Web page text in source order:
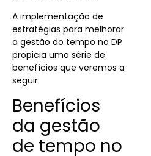
A implementação de
estratégias para melhorar
a gestão do tempo no DP
propicia uma série de
benefícios que veremos a
seguir.
Benefícios
da gestão
de tempo no